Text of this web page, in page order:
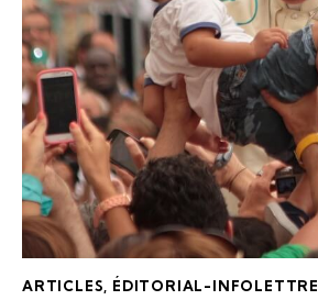
ARTICLES ÉDITORIAL-INFOLETTRE